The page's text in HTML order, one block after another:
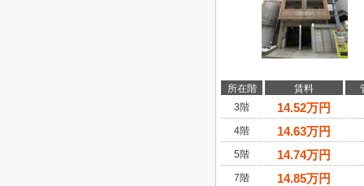
所在階 賃料
3階
14.52万円
4階 14.63万円
5階 14.74万円
7階 14.85万円